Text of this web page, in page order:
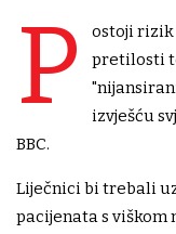
P
ostoji rizik
pretilosti
izvješću
BBC.
Liječnici bi trebali
pacijenata s viškom